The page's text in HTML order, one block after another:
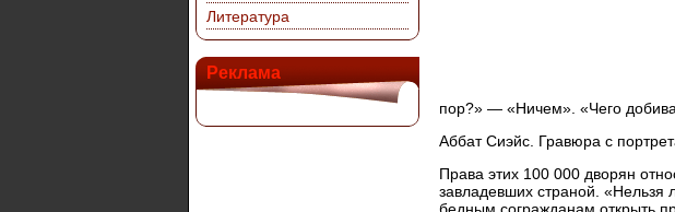
Литература
Реклама
пор?» — «Ничем». «Чего
Аббат Сиэйс. Гравюра с
Права этих 100 000 дворян
завладевших страной. «Нельзя